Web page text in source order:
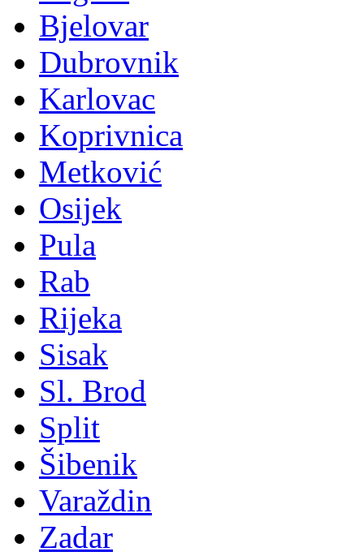
Bjelovar
Dubrovnik
Karlovac
Koprivnica
Metković
Osijek
Pula
Rab
Rijeka
Sisak
Sl. Brod
Split
Šibenik
Varaždin
Zadar